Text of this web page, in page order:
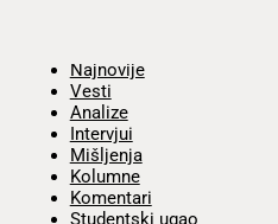
Najnovije
Vesti
Analize
Intervjui
Mišljenja
Kolumne
Komentari
Studentski ugao